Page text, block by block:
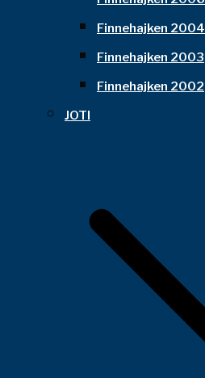
Finnehajken 2004
Finnehajken 2003
Finnehajken 2002
JOTI